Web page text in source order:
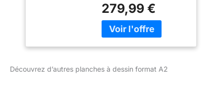
en aluminium anodisé et
revêtement plastique.
Règle parallèle avec
Piètement réglable en
279,99 €
Découvrez d’autres planches à dessin format A2